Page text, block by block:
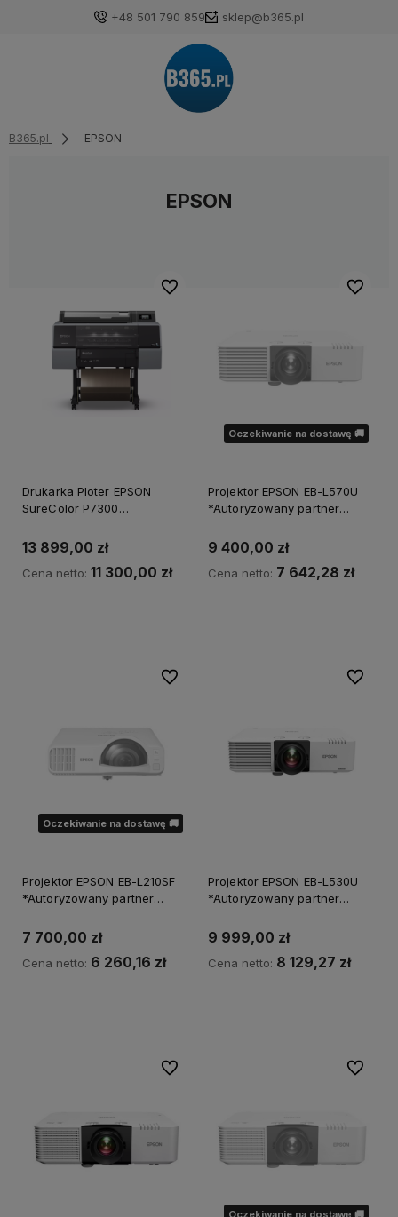
+48 501 790 859 sklep@b365.pl
B365.pl EPSON
EPSON
Drukarka Ploter EPSON
SureColor P7300
EPSON*
13 899,00 zł
Cena netto: 11 300,00 zł
Do ulubionych
Oczekiwanie na dostawę 🚚
Projektor EPSON EB-L570U
*Autoryzowany partner
9 400,00 zł
Cena netto: 7 642,28 zł
Do
Oczekiwanie na dostawę 🚚
Projektor EPSON EB-L210SF
*Autoryzowany partner
7 700,00 zł
Cena netto: 6 260,16 zł
Do ulubionych
Projektor EPSON EB-L530U
*Autoryzowany partner
9 999,00 zł
Cena netto: 8 129,27 zł
Do
Do ulubionych
Oczekiwanie na dostawę 🚚
Do